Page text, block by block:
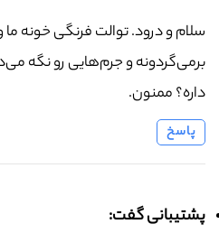
سلام و درود. توالت فرنگی خونه
برمی‌گردونه و جرم‌هایی رو نگه
داره؟ ممنون.
پاسخ
پشتیبانی گفت: